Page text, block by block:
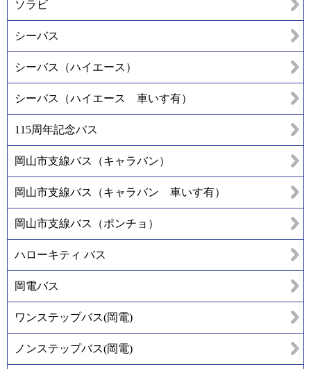
ソラビ
シーバス
シーバス（ハイエース）
シーバス（ハイエース 車いす有）
115周年記念バス
岡山市支線バス（キャラバン）
岡山市支線バス（キャラバン 車いす有）
岡山市支線バス（ポンチョ）
ハローキティ バス
岡電バス
ワンステップバス(岡電)
ノンステップバス(岡電)